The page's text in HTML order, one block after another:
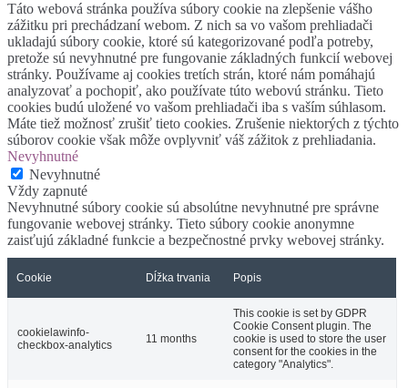
Táto webová stránka používa súbory cookie na zlepšenie vášho
zážitku pri prechádzaní webom. Z nich sa vo vašom prehliadači
ukladajú súbory cookie, ktoré sú kategorizované podľa potreby,
pretože sú nevyhnutné pre fungovanie základných funkcií webovej
stránky. Používame aj cookies tretích strán, ktoré nám pomáhajú
analyzovať a pochopiť, ako používate túto webovú stránku. Tieto
cookies budú uložené vo vašom prehliadači iba s vaším súhlasom.
Máte tiež možnosť zrušiť tieto cookies. Zrušenie niektorých z týchto
súborov cookie však môže ovplyvniť váš zážitok z prehliadania.
Nevyhnutné
Nevyhnutné
Vždy zapnuté
Nevyhnutné súbory cookie sú absolútne nevyhnutné pre správne
fungovanie webovej stránky. Tieto súbory cookie anonymne
zaisťujú základné funkcie a bezpečnostné prvky webovej stránky.
Cookie Dĺžka trvania Popis
cookielawinfo-
checkbox-analytics
11 months
This cookie is set by GDPR
Cookie Consent plugin. The
cookie is used to store the user
consent for the cookies in the
category "Analytics".